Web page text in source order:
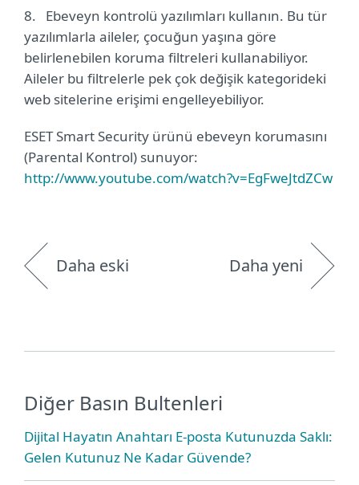
8.
Ebeveyn kontrolü yazılımları kullanın. Bu tür
yazılımlarla aileler, çocuğun yaşına göre
belirlenebilen koruma filtreleri kullanabiliyor.
Aileler bu filtrelerle pek çok değişik kategorideki
web sitelerine erişimi engelleyebiliyor.
ESET Smart Security ürünü ebeveyn korumasını
(Parental Kontrol) sunuyor:
http://www.youtube.com/watch?v=EgFweJtdZCw
Daha eski Daha yeni
Diğer Basın Bultenleri
Dijital Hayatın Anahtarı E-posta Kutunuzda Saklı:
Gelen Kutunuz Ne Kadar Güvende?